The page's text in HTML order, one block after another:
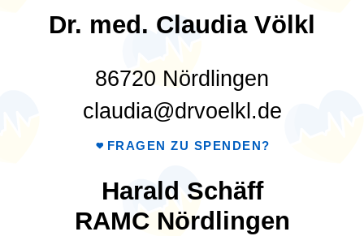
Dr. med. Claudia Völkl
86720 Nördlingen
claudia@drvoelkl.de
FRAGEN ZU SPENDEN?
Harald Schäff
RAMC Nördlingen